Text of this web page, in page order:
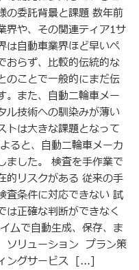
委託背景と課題 数年前
界や、その関連ティア1サ
は自動車業界ほど早いペ
おらず、比較的伝統的な
のことで一般的にまだ伝
。また、自動二輪車メー
ル技術への馴染みが薄い
トは大きな課題となって
ると、自動二輪車メーカ
ました。 検査を手作業で
的リスクがある 従来の手
査条件に対応できない 試
は正確な判断ができなく
ムで自動生成、保存、ま
ソリューション プラン策
ングサービス [...]